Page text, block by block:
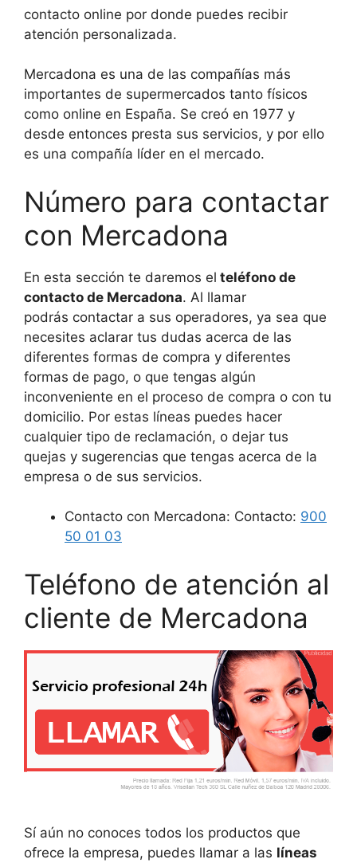
contacto online por donde puedes recibir
atención personalizada.
Mercadona es una de las compañías más
importantes de supermercados tanto físicos
como online en España. Se creó en 1977 y
desde entonces presta sus servicios, y por ello
es una compañía líder en el mercado.
Número para contactar
con Mercadona
En esta sección te daremos el teléfono de
contacto de Mercadona. Al llamar
podrás contactar a sus operadores, ya sea que
necesites aclarar tus dudas acerca de las
diferentes formas de compra y diferentes
formas de pago, o que tengas algún
inconveniente en el proceso de compra o con tu
domicilio. Por estas líneas puedes hacer
cualquier tipo de reclamación, o dejar tus
quejas y sugerencias que tengas acerca de la
empresa o de sus servicios.
Contacto con Mercadona: Contacto: 900
50 01 03
Teléfono de atención al
cliente de Mercadona
Sí aún no conoces todos los productos que
ofrece la empresa, puedes llamar a las líneas